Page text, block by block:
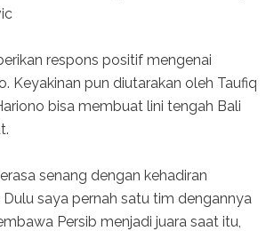
respons positif mengenai
Keyakinan pun diutarakan oleh Taufiq
bisa membuat lini tengah Bali
senang dengan kehadiran
Dulu saya pernah satu tim dengannya
Persib menjadi juara saat itu,